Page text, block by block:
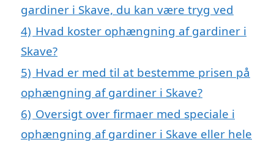
gardiner i Skave, du kan være tryg ved
4) Hvad koster ophængning af gardiner i
Skave?
5) Hvad er med til at bestemme prisen på
ophængning af gardiner i Skave?
6) Oversigt over firmaer med speciale i
ophængning af gardiner i Skave eller hele